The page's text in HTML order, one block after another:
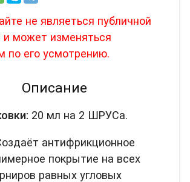
не являеться публичной
может изменяться
по его усмотрению.
Описание
20 мл на 2 ШРУСа.
антифрикционное
покрытие на всех
равных угловых